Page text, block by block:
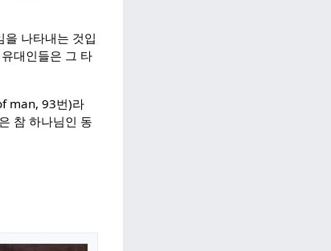
나타내는 것입
대인들은 그 타
man, 93번)라
참 하나님인 동